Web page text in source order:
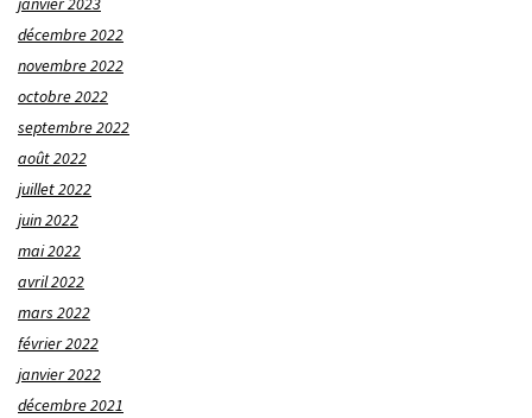
décembre 2022
novembre 2022
octobre 2022
septembre 2022
août 2022
juillet 2022
juin 2022
mai 2022
avril 2022
mars 2022
février 2022
janvier 2022
décembre 2021